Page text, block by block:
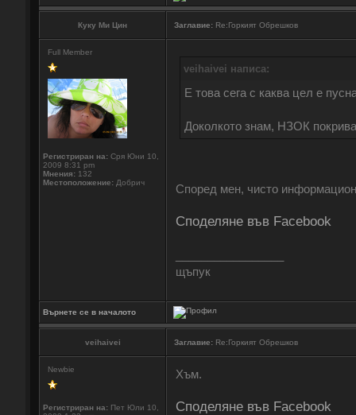
Куку Ми Цин Заглавие: Re:Горкият Обрешков
Full Member
Регистриран на: Сря Юни 10,
2009 8:31 pm
Мнения: 132
Местоположение: Добрич
veihaivei написа:
Е това сега с каква цел е
Доколкото знам, НЗОК
Според мен, чисто
Споделяне във Facebook
щъпук
Върнете се в началото
veihaivei Заглавие: Re:Горкият Обрешков
Newbie
Регистриран на: Пет Юли 10,
Хъм.
Споделяне във Facebook